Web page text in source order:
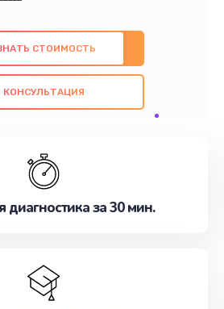
и качественный ремонт с
оригинальных компонентов, а
качество всех
Наша цель - предоставить
Не медлите записаться на
СТОИМОСТЬ
КОНСУЛЬТАЦИЯ
диагностика за 30 мин.